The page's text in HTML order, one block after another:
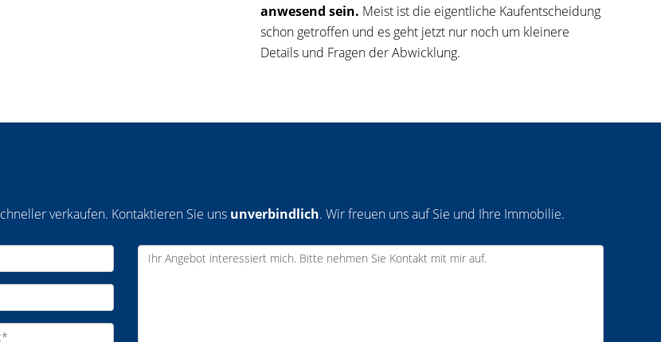
anwesend sein. Meist ist die eigentliche Kaufentscheidung
schon getroffen und es geht jetzt nur noch um kleinere
Details und Fragen der Abwicklung.
verkaufen. Kontaktieren Sie uns unverbindlich. Wir freuen uns auf Sie und Ihre Immobilie.